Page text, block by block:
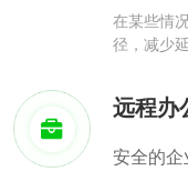
在某些情
径，减少
远程办
安全的